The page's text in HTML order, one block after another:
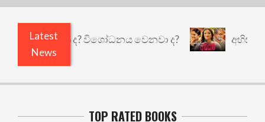
Latest
News
කුඩු නැත් ද? විශෝධනය වෙනවා ද? අභිසාරී:
TOP RATED BOOKS